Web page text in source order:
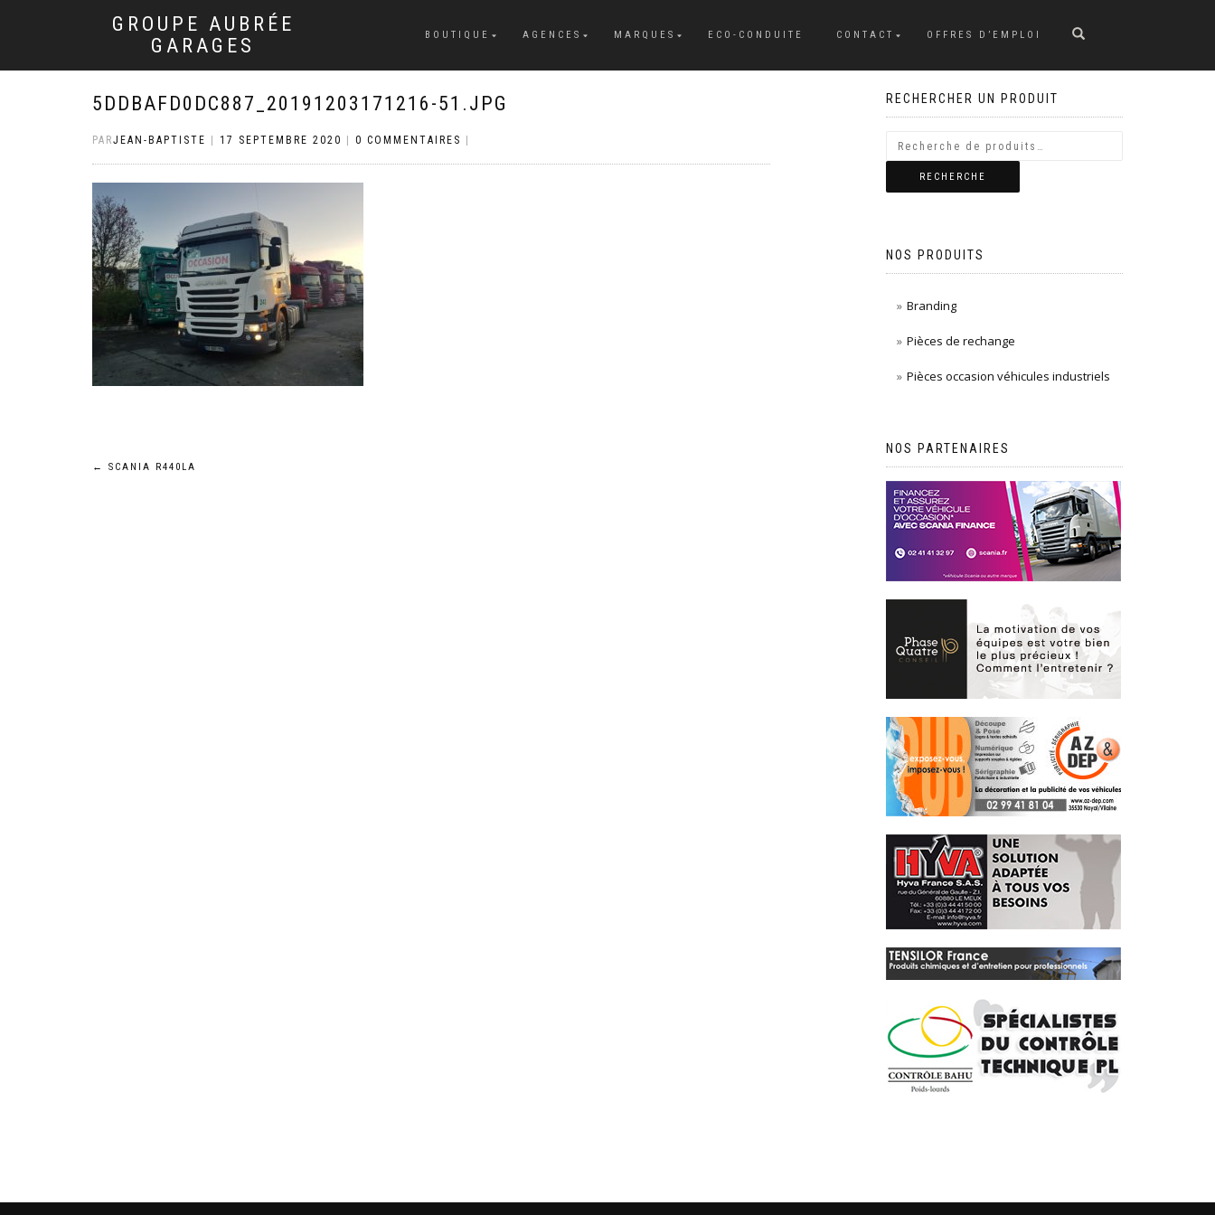
GROUPE AUBRÉE
GARAGES
BOUTIQUE AGENCES MARQUES ECO-CONDUITE CONTACT OFFRES D’EMPLOI
5DDBAFD0DC887_20191203171216-51.JPG
PARJEAN-BAPTISTE 17 SEPTEMBRE 2020 0 COMMENTAIRES
Navigation
← SCANIA R440LA
RECHERCHER UN PRODUIT
RECHERCHE
NOS PRODUITS
Branding
Pièces de rechange
Pièces occasion véhicules industriels
NOS PARTENAIRES